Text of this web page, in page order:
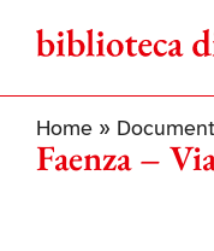
contenuto
Home»
Faenza –